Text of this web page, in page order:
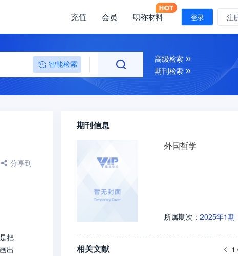
充值 会员 职称材料 登录 注
智能检索
高级检索
期刊检索
分享到
把
出
期刊信息
外国哲学
所属期次： 2025年1期
相关文献 1